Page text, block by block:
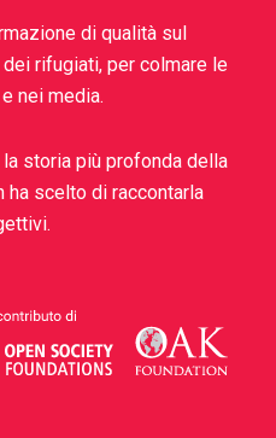
di qualità sul
rifugiati, per colmare le
nei media.
storia più profonda della
ha scelto di raccontarla